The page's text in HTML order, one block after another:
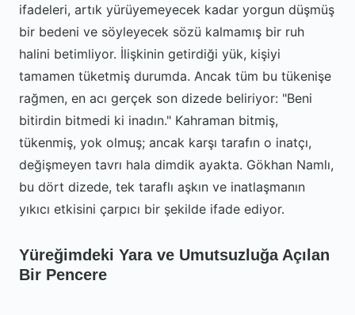
ifadeleri, artık yürüyemeyecek kadar yorgun düşmüş
bir bedeni ve söyleyecek sözü kalmamış bir ruh
halini betimliyor. İlişkinin getirdiği yük, kişiyi
tamamen tüketmiş durumda. Ancak tüm bu tükenişe
rağmen, en acı gerçek son dizede beliriyor: "Beni
bitirdin bitmedi ki inadın." Kahraman bitmiş,
tükenmiş, yok olmuş; ancak karşı tarafın o inatçı,
değişmeyen tavrı hala dimdik ayakta. Gökhan Namlı,
bu dört dizede, tek taraflı aşkın ve inatlaşmanın
yıkıcı etkisini çarpıcı bir şekilde ifade ediyor.
Yüreğimdeki Yara ve Umutsuzluğa Açılan
Bir Pencere